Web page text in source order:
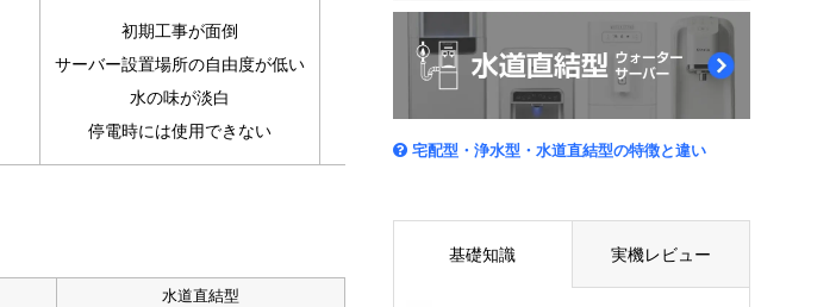
初期工事が面倒
サーバー設置場所の自由度が低い
水の味が淡白
停電時には使用できない
自動給水システムがいい
水の使用量が多い
料理にも水を使いたい
定額制がいい
水ボトルが面倒
ウォータースタンド
楽水ウォーターサーバー
水道直結型
宅配型・浄水型・水道直結型の特徴と違い
基礎知識 実機レビュー